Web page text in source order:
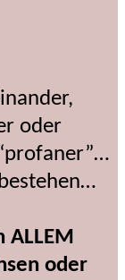
oder
oder